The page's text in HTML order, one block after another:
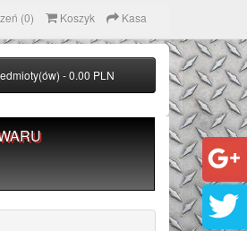
(0) Koszyk Kasa
- 0.00 PLN